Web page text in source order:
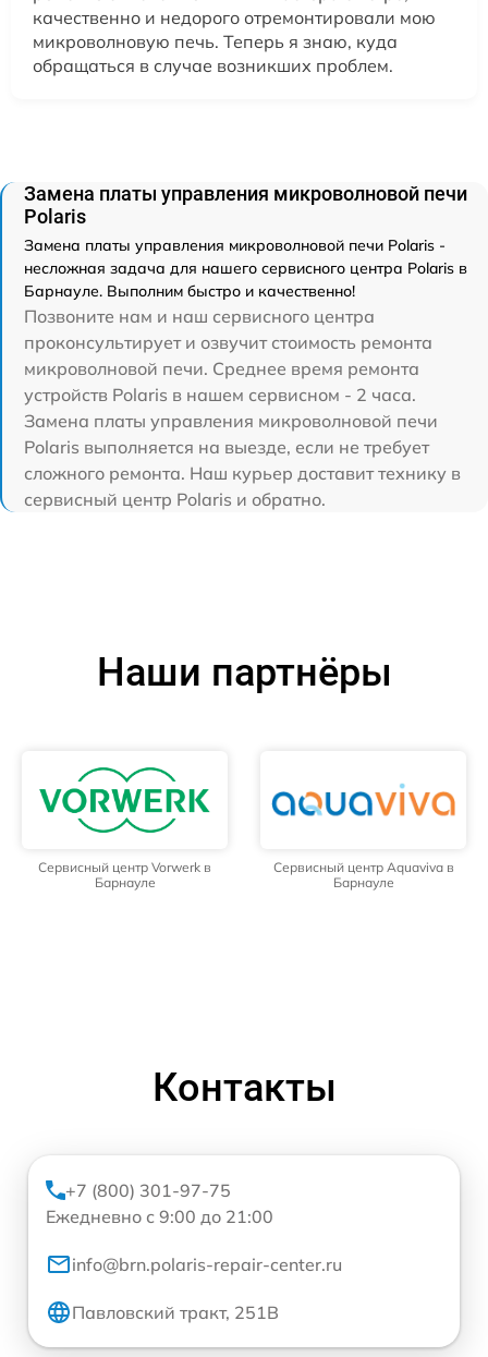
качественно и недорого отремонтировали мою
микроволновую печь. Теперь я знаю, куда
обращаться в случае возникших проблем.
Замена платы управления микроволновой печи
Polaris
Замена платы управления микроволновой печи Polaris -
несложная задача для нашего сервисного центра Polaris в
Барнауле. Выполним быстро и качественно!
Позвоните нам и наш сервисного центра
проконсультирует и озвучит стоимость ремонта
микроволновой печи. Среднее время ремонта
устройств Polaris в нашем сервисном - 2 часа.
Замена платы управления микроволновой печи
Polaris выполняется на выезде, если не требует
сложного ремонта. Наш курьер доставит технику в
сервисный центр Polaris и обратно.
Наши партнёры
Сервисный центр Vorwerk в
Барнауле
Сервисный центр Aquaviva в
Барнауле
Контакты
+7 (800) 301-97-75
Ежедневно с 9:00 до 21:00
info@brn.polaris-repair-center.ru
Павловский тракт, 251В